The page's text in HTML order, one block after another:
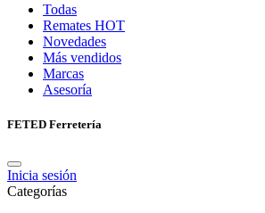
Todas
Remates HOT
Novedades
Más vendidos
Marcas
Asesoría
FETED Ferretería
Inicia sesión
Categorías